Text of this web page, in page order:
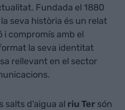
Fundada el 1880
seva història és un relat
i compromís amb el
la seva identitat
rellevant en el sector
salts d'aigua al riu Ter són